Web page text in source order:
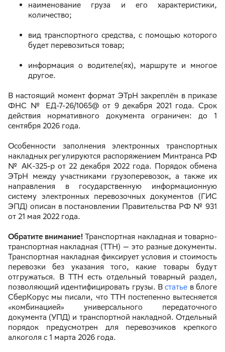
наименование груза и его характеристики,
количество;
вид транспортного средства, с помощью которого
будет перевозиться товар;
информация о водителе(ях), маршруте и многое
другое.
В настоящий момент формат ЭТрН закреплён в приказе
ФНС № ЕД-7-26/1065@ от 9 декабря 2021 года. Срок
действия нормативного документа ограничен: до 1
сентября 2026 года.
Особенности заполнения электронных транспортных
накладных регулируются распоряжением Минтранса РФ
№ АК-325-р от 22 декабря 2022 года. Порядок обмена
ЭТрН между участниками грузоперевозок, а также их
направления в государственную информационную
систему электронных перевозочных документов (ГИС
ЭПД) описан в постановлении Правительства РФ № 931
от 21 мая 2022 года.
Обратите внимание! Транспортная накладная и товарно-
транспортная накладная (ТТН) — это разные документы.
Транспортная накладная фиксирует условия и стоимость
перевозки без указания того, какие товары будут
отгружаться. В ТТН есть отдельный товарный раздел,
позволяющий идентифицировать грузы. Встатье в блоге
СберКорус мы писали, что ТТН постепенно вытесняется
«комбинацией» универсального передаточного
документа (УПД) и транспортной накладной. Отдельный
порядок предусмотрен для перевозчиков крепкого
алкоголя с 1 марта 2026 года.